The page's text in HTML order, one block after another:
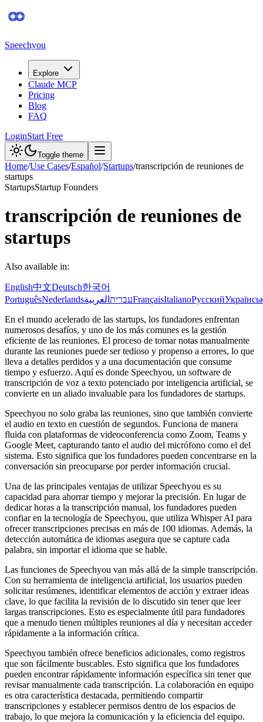
Speechyou
Explore
Claude MCP
Pricing
Blog
FAQ
LoginStart Free
Toggle theme
Home/Use Cases/Español/Startups/transcripción de reuniones de
startups
StartupsStartup Founders
transcripción de reuniones de
startups
Also available in:
English中文Deutsch한국어
PortuguêsNederlands עברית العربية FrançaisItalianoРусский
En el mundo acelerado de las startups, los fundadores enfrentan
numerosos desafíos, y uno de los más comunes es la gestión
eficiente de las reuniones. El proceso de tomar notas manualmente
durante las reuniones puede ser tedioso y propenso a errores, lo que
lleva a detalles perdidos y a una documentación que consume
tiempo y esfuerzo. Aquí es donde Speechyou, un software de
transcripción de voz a texto potenciado por inteligencia artificial, se
convierte en un aliado invaluable para los fundadores de startups.
Speechyou no solo graba las reuniones, sino que también convierte
el audio en texto en cuestión de segundos. Funciona de manera
fluida con plataformas de videoconferencia como Zoom, Teams y
Google Meet, capturando tanto el audio del micrófono como el del
sistema. Esto significa que los fundadores pueden concentrarse en la
conversación sin preocuparse por perder información crucial.
Una de las principales ventajas de utilizar Speechyou es su
capacidad para ahorrar tiempo y mejorar la precisión. En lugar de
dedicar horas a la transcripción manual, los fundadores pueden
confiar en la tecnología de Speechyou, que utiliza Whisper AI para
ofrecer transcripciones precisas en más de 100 idiomas. Además, la
detección automática de idiomas asegura que se capture cada
palabra, sin importar el idioma que se hable.
Las funciones de Speechyou van más allá de la simple transcripción.
Con su herramienta de inteligencia artificial, los usuarios pueden
solicitar resúmenes, identificar elementos de acción y extraer ideas
clave, lo que facilita la revisión de lo discutido sin tener que leer
largas transcripciones. Esto es especialmente útil para fundadores
que a menudo tienen múltiples reuniones al día y necesitan acceder
rápidamente a la información crítica.
Speechyou también ofrece beneficios adicionales, como registros
que son fácilmente buscables. Esto significa que los fundadores
pueden encontrar rápidamente información específica sin tener que
revisar manualmente cada transcripción. La colaboración en equipo
es otra característica destacada, permitiendo compartir
transcripciones y establecer permisos dentro de los espacios de
trabajo, lo que mejora la comunicación y la eficiencia del equipo.